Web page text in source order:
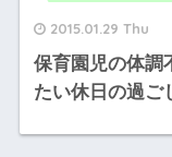
2015.01.29 Thu
保育園児の体調
たい休日の過ご